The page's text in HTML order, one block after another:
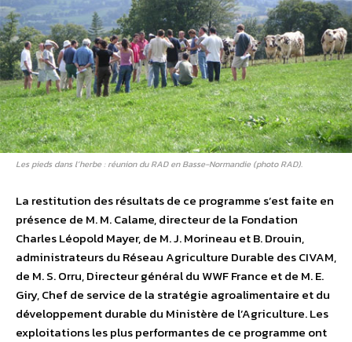
Les pieds dans l’herbe : réunion du RAD en Basse-Normandie (photo RAD).
La restitution des résultats de ce programme s’est faite en
présence de M. M. Calame, directeur de la Fondation
Charles Léopold Mayer, de M. J. Morineau et B. Drouin,
administrateurs du Réseau Agriculture Durable des CIVAM,
de M. S. Orru, Directeur général du WWF France et de M. E.
Giry, Chef de service de la stratégie agroalimentaire et du
développement durable du Ministère de l’Agriculture. Les
exploitations les plus performantes de ce programme ont